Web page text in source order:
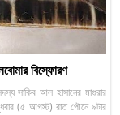
বিস্ফোরণ
সাকিব আল হাসানের মাগুরার
(৫ আগস্ট) রাত পৌনে ৯টার